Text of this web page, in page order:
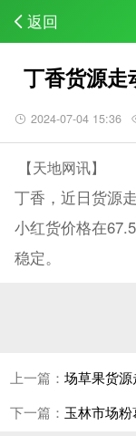
返回
丁香货源走
2024-07-04 15:36
【天地网讯】
丁香，近日货源
小红货价格在
稳定。
上一篇： 场草果货
下一篇： 玉林市场